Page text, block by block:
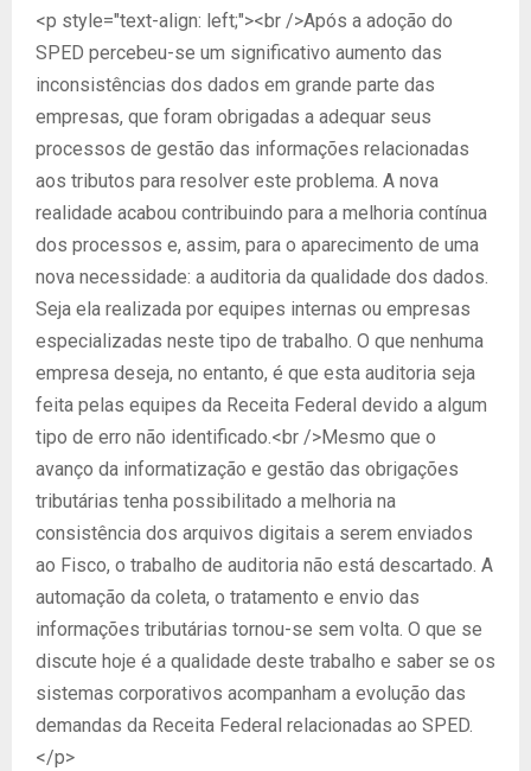
<p style="text-align: left;"><br />Após a adoção do
SPED percebeu-se um significativo aumento das
inconsistências dos dados em grande parte das
empresas, que foram obrigadas a adequar seus
processos de gestão das informações relacionadas
aos tributos para resolver este problema. A nova
realidade acabou contribuindo para a melhoria contínua
dos processos e, assim, para o aparecimento de uma
nova necessidade: a auditoria da qualidade dos dados.
Seja ela realizada por equipes internas ou empresas
especializadas neste tipo de trabalho. O que nenhuma
empresa deseja, no entanto, é que esta auditoria seja
feita pelas equipes da Receita Federal devido a algum
tipo de erro não identificado.<br />Mesmo que o
avanço da informatização e gestão das obrigações
tributárias tenha possibilitado a melhoria na
consistência dos arquivos digitais a serem enviados
ao Fisco, o trabalho de auditoria não está descartado. A
automação da coleta, o tratamento e envio das
informações tributárias tornou-se sem volta. O que se
discute hoje é a qualidade deste trabalho e saber se os
sistemas corporativos acompanham a evolução das
demandas da Receita Federal relacionadas ao SPED.
</p>